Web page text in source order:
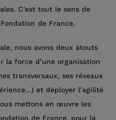
C’est tout le sens de
de France.
nous avons deux atouts
la force d’une organisation
transversaux, ses réseaux
et déployer l’agilité
mettons en œuvre les
de France, pour la